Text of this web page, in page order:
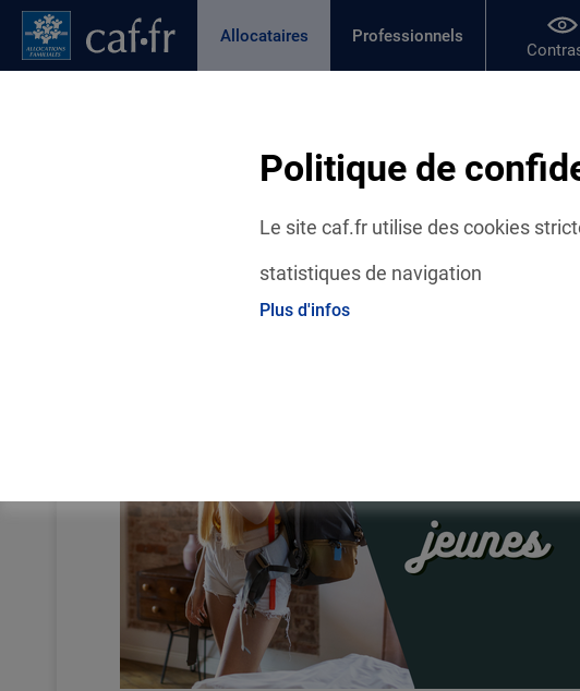
Politique de
Le site caf.fr utilise des cookies
statistiques de navigation
Plus d'infos
Contenu principal
Pied de page
Allocataires
Page active
Professionnels
Caf du Finistère : vos